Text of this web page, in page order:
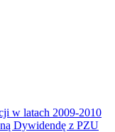
w latach 2009-2010
Dywidendę z PZU